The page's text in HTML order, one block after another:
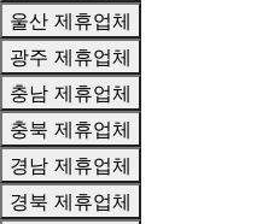
울산 제휴업체
광주 제휴업체
충남 제휴업체
충북 제휴업체
경남 제휴업체
경북 제휴업체